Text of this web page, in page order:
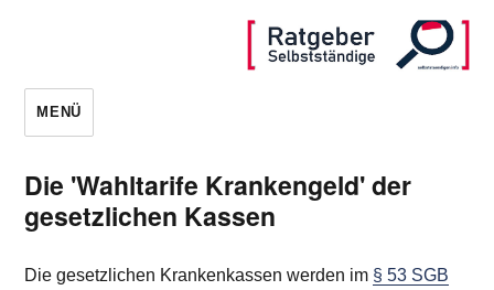
MENÜ
Die 'Wahltarife Krankengeld' der
gesetzlichen Kassen
Die gesetzlichen Krankenkassen werden im § 53 SGB